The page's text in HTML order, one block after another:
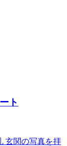
ト
玄関の写真を拝